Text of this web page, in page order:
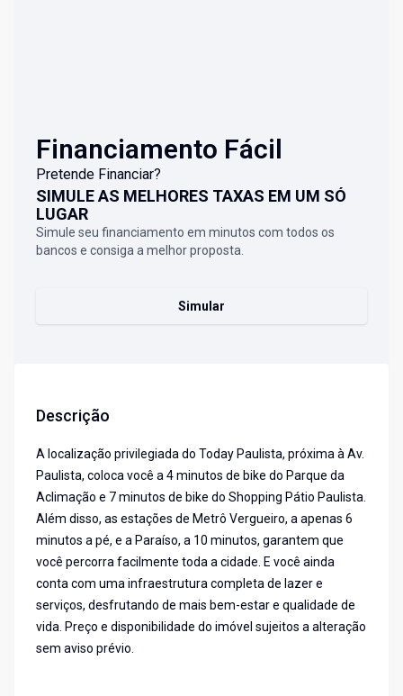
Financiamento Fácil
Pretende Financiar?
SIMULE AS MELHORES TAXAS EM UM SÓ
LUGAR
Simule seu financiamento em minutos com todos os
bancos e consiga a melhor proposta.
Simular
Descrição
A localização privilegiada do Today Paulista, próxima à Av.
Paulista, coloca você a 4 minutos de bike do Parque da
Aclimação e 7 minutos de bike do Shopping Pátio Paulista.
Além disso, as estações de Metrô Vergueiro, a apenas 6
minutos a pé, e a Paraíso, a 10 minutos, garantem que
você percorra facilmente toda a cidade. E você ainda
conta com uma infraestrutura completa de lazer e
serviços, desfrutando de mais bem-estar e qualidade de
vida. Preço e disponibilidade do imóvel sujeitos a alteração
sem aviso prévio.